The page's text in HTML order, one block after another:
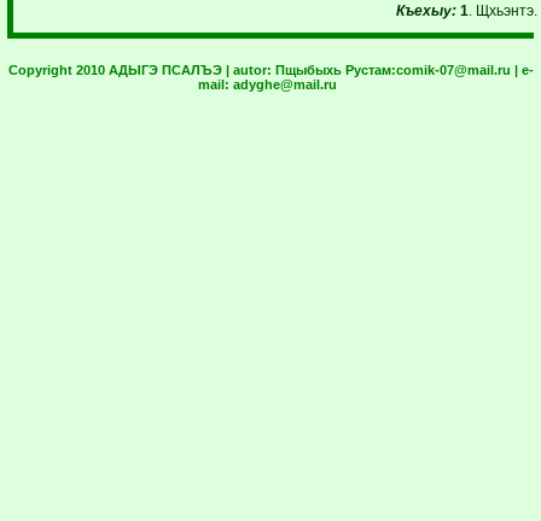
Къехыу: 1 . Щхьэнтэ.
Copyright 2010 АДЫГЭ ПСАЛЪЭ | autor: Пщыбыхь Рустам:comik-07@mail.ru | e-
mail: adyghe@mail.ru